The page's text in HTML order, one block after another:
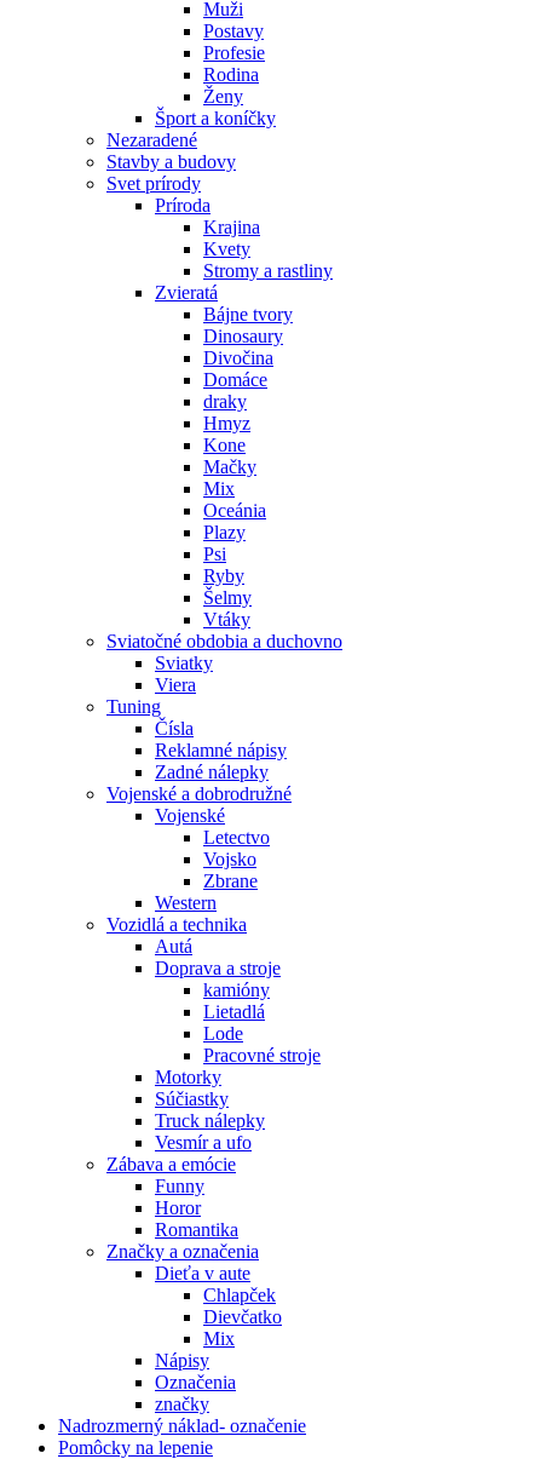
Muži
Postavy
Profesie
Rodina
Ženy
Šport a koníčky
Nezaradené
Stavby a budovy
Svet prírody
Príroda
Krajina
Kvety
Stromy a rastliny
Zvieratá
Bájne tvory
Dinosaury
Divočina
Domáce
draky
Hmyz
Kone
Mačky
Mix
Oceánia
Plazy
Psi
Ryby
Šelmy
Vtáky
Sviatočné obdobia a duchovno
Sviatky
Viera
Tuning
Čísla
Reklamné nápisy
Zadné nálepky
Vojenské a dobrodružné
Vojenské
Letectvo
Vojsko
Zbrane
Western
Vozidlá a technika
Autá
Doprava a stroje
kamióny
Lietadlá
Lode
Pracovné stroje
Motorky
Súčiastky
Truck nálepky
Vesmír a ufo
Zábava a emócie
Funny
Horor
Romantika
Značky a označenia
Dieťa v aute
Chlapček
Dievčatko
Mix
Nápisy
Označenia
značky
Nadrozmerný náklad- označenie
Pomôcky na lepenie